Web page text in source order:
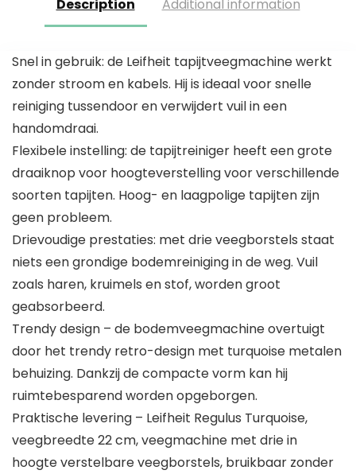
Description Additional information
Snel in gebruik: de Leifheit tapijtveegmachine werkt
zonder stroom en kabels. Hij is ideaal voor snelle
reiniging tussendoor en verwijdert vuil in een
handomdraai.
Flexibele instelling: de tapijtreiniger heeft een grote
draaiknop voor hoogteverstelling voor verschillende
soorten tapijten. Hoog- en laagpolige tapijten zijn
geen probleem.
Drievoudige prestaties: met drie veegborstels staat
niets een grondige bodemreiniging in de weg. Vuil
zoals haren, kruimels en stof, worden groot
geabsorbeerd.
Trendy design – de bodemveegmachine overtuigt
door het trendy retro-design met turquoise metalen
behuizing. Dankzij de compacte vorm kan hij
ruimtebesparend worden opgeborgen.
Praktische levering – Leifheit Regulus Turquoise,
veegbreedte 22 cm, veegmachine met drie in
hoogte verstelbare veegborstels, bruikbaar zonder